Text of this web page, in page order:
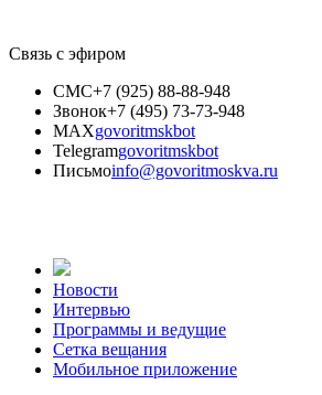
Связь с эфиром
СМС+7 (925) 88-88-948
Звонок+7 (495) 73-73-948
MAXgovoritmskbot
Telegramgovoritmskbot
Письмоinfo@govoritmoskva.ru
Новости
Интервью
Программы и ведущие
Сетка вещания
Мобильное приложение